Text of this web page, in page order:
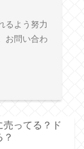
るよう努力
お問い合わ
売ってる？ド